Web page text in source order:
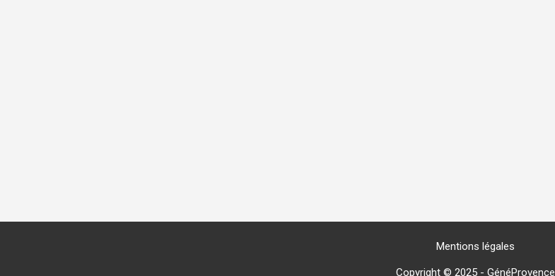
Mentions légales
Copyright © 2025 - GénéProvence